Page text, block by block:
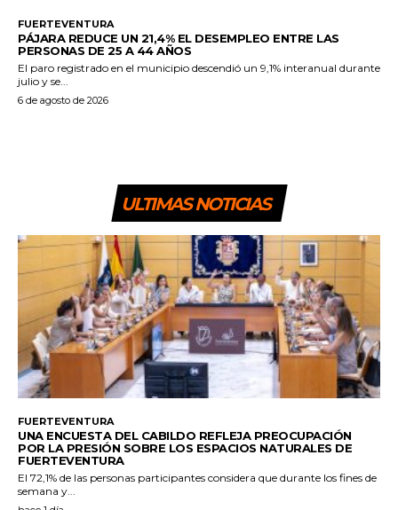
FUERTEVENTURA
PÁJARA REDUCE UN 21,4% EL DESEMPLEO ENTRE LAS
PERSONAS DE 25 A 44 AÑOS
El paro registrado en el municipio descendió un 9,1% interanual durante
julio y se...
6 de agosto de 2026
ULTIMAS NOTICIAS
FUERTEVENTURA
UNA ENCUESTA DEL CABILDO REFLEJA PREOCUPACIÓN
POR LA PRESIÓN SOBRE LOS ESPACIOS NATURALES DE
FUERTEVENTURA
El 72,1% de las personas participantes considera que durante los fines de
semana y...